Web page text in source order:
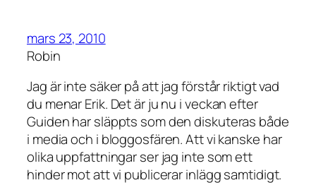
mars 23, 2010
Robin
Jag är inte säker på att jag förstår riktigt vad
du menar Erik. Det är ju nu i veckan efter
Guiden har släppts som den diskuteras både
i media och i bloggosfären. Att vi kanske har
olika uppfattningar ser jag inte som ett
hinder mot att vi publicerar inlägg samtidigt.